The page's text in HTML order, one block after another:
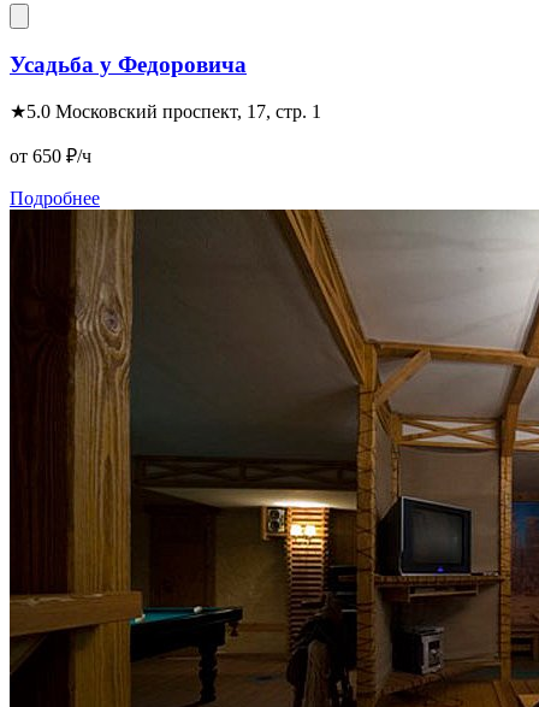
Усадьба у Федоровича
★5.0 Московский проспект, 17, стр. 1
от 650 ₽/ч
Подробнее